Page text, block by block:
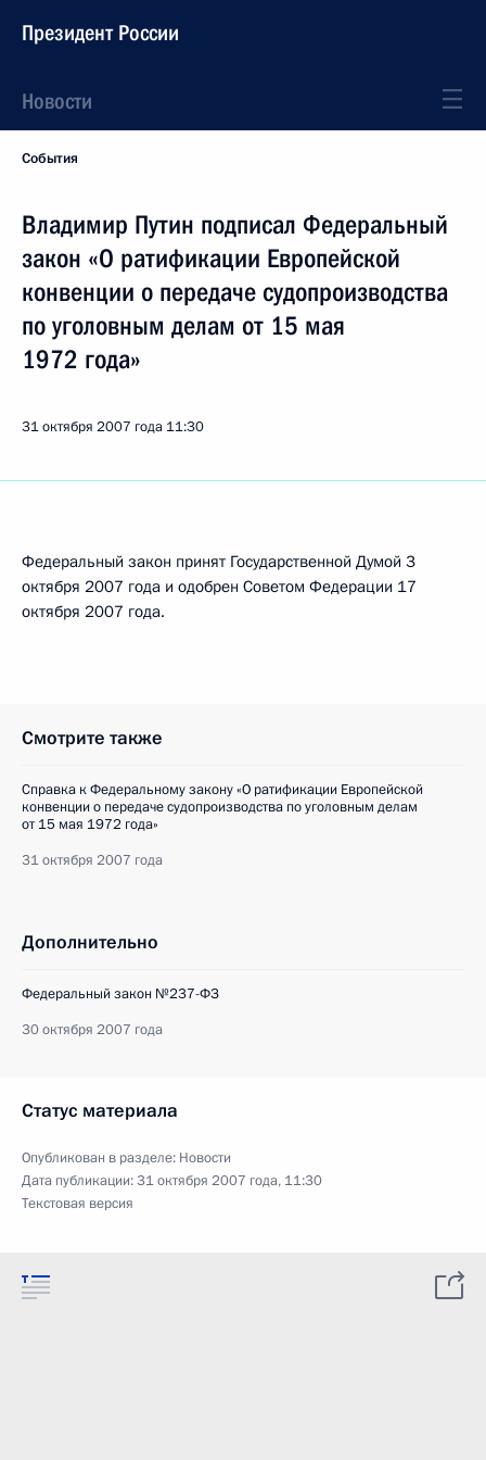
Президент России
Новости
События
Владимир Путин подписал Федеральный
закон «О ратификации Европейской
конвенции о передаче судопроизводства
по уголовным делам от 15 мая
1972 года»
31 октября 2007 года 11:30
Федеральный закон принят Государственной Думой 3
октября 2007 года и одобрен Советом Федерации 17
октября 2007 года.
Смотрите также
Справка к Федеральному закону «О ратификации Европейской
конвенции о передаче судопроизводства по уголовным делам
от 15 мая 1972 года»
31 октября 2007 года
Дополнительно
Федеральный закон №237-ФЗ
30 октября 2007 года
Статус материала
Опубликован в разделе: Новости
Дата публикации:31 октября 2007 года, 11:30
Текстовая версия